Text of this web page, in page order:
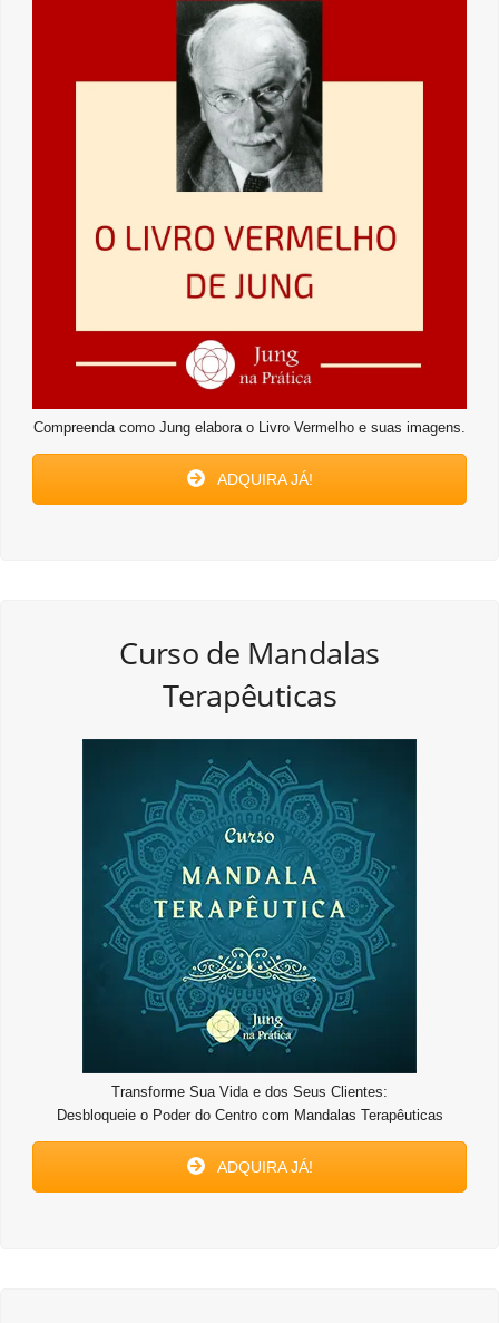
Compreenda como Jung elabora o Livro Vermelho e suas imagens.
ADQUIRA JÁ!
Curso de Mandalas
Terapêuticas
Transforme Sua Vida e dos Seus Clientes:
Desbloqueie o Poder do Centro com Mandalas Terapêuticas
ADQUIRA JÁ!